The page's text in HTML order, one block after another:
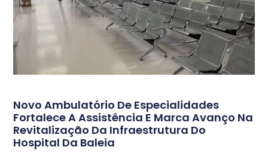
Novo Ambulatório De Especialidades
Fortalece A Assistência E Marca Avanço Na
Revitalização Da Infraestrutura Do
Hospital Da Baleia